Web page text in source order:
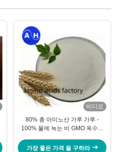
비디오
80% 총 아미노산 가루 가루 -
100% 물에 녹는 비 GMO 옥수수
가장 좋은 가격 을 구하라